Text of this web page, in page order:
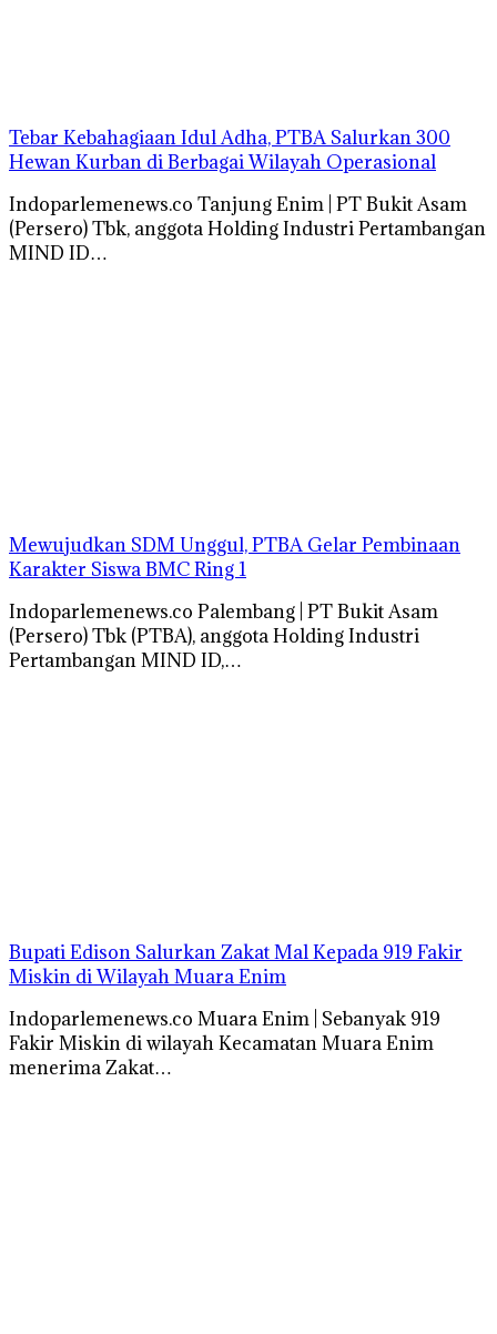
Tebar Kebahagiaan Idul Adha, PTBA Salurkan 300
Hewan Kurban di Berbagai Wilayah Operasional
Indoparlemenews.co Tanjung Enim | PT Bukit Asam
(Persero) Tbk, anggota Holding Industri Pertambangan
MIND ID…
Mewujudkan SDM Unggul, PTBA Gelar Pembinaan
Karakter Siswa BMC Ring 1
Indoparlemenews.co Palembang | PT Bukit Asam
(Persero) Tbk (PTBA), anggota Holding Industri
Pertambangan MIND ID,…
Bupati Edison Salurkan Zakat Mal Kepada 919 Fakir
Miskin di Wilayah Muara Enim
Indoparlemenews.co Muara Enim | Sebanyak 919
Fakir Miskin di wilayah Kecamatan Muara Enim
menerima Zakat…